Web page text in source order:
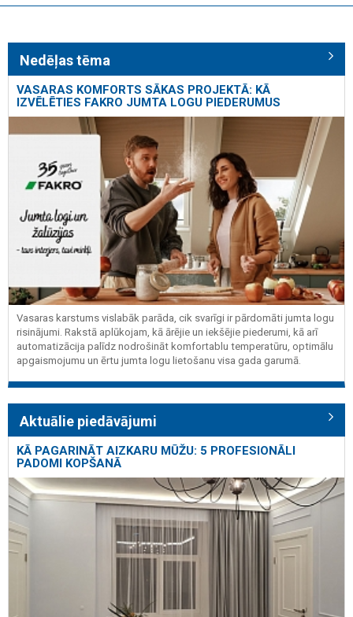
Nedēļas tēma
VASARAS KOMFORTS SĀKAS PROJEKTĀ: KĀ
IZVĒLĒTIES FAKRO JUMTA LOGU PIEDERUMUS
Vasaras karstums vislabāk parāda, cik svarīgi ir pārdomāti jumta logu
risinājumi. Rakstā aplūkojam, kā ārējie un iekšējie piederumi, kā arī
automatizācija palīdz nodrošināt komfortablu temperatūru, optimālu
apgaismojumu un ērtu jumta logu lietošanu visa gada garumā.
Aktuālie piedāvājumi
KĀ PAGARINĀT AIZKARU MŪŽU: 5 PROFESIONĀLI
PADOMI KOPŠANĀ